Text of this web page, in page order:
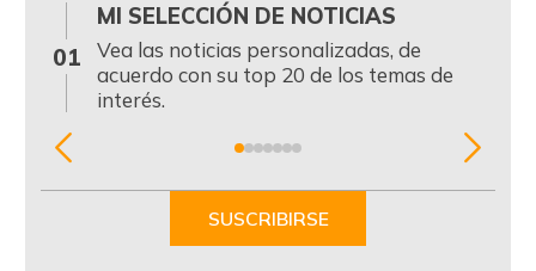
01
MI SELECCIÓN DE NOTICIAS
Vea las noticias personalizadas, de
acuerdo con su top 20 de los temas de
interés.
Item
SUSCRIBIRSE